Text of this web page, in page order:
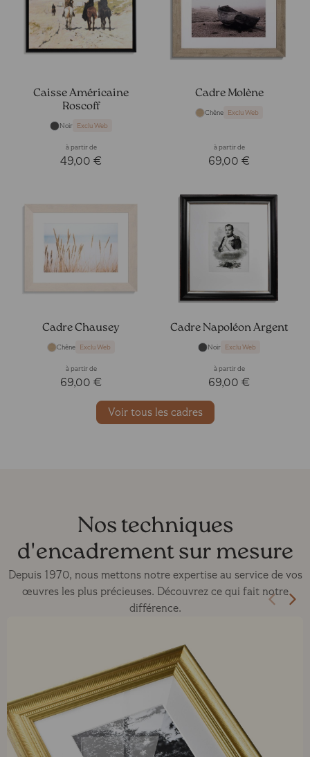
Caisse Américaine
Roscoff
Noir Exclu Web
à partir de
49,00 €
Cadre Molène
Chêne Exclu Web
à partir de
69,00 €
Cadre Chausey
Chêne Exclu Web
à partir de
69,00 €
Cadre Napoléon Argent
Noir Exclu Web
à partir de
69,00 €
Voir tous les cadres
Nos techniques
d'encadrement sur mesure
Depuis 1970, nous mettons notre expertise au service de vos
œuvres les plus précieuses. Découvrez ce qui fait notre
différence.